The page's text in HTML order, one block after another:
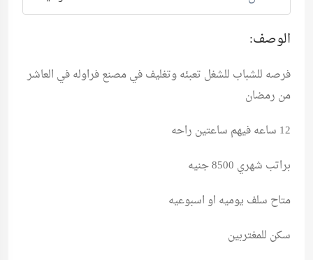
الوصف:
فرصه للشباب للشغل تعبئه وتغليف في مصنع فراوله في العاشر
من رمضان
12 ساعه فيهم ساعتين راحه
براتب شهري 8500 جنيه
متاح سلف يوميه او اسبوعيه
سكن للمغتربين